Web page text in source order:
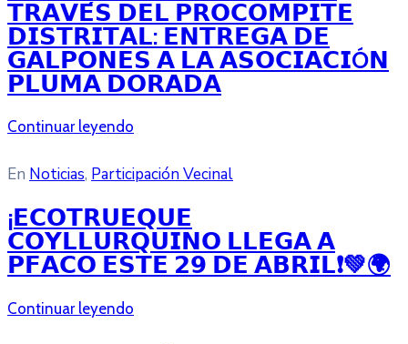
𝗧𝗥𝗔𝗩𝗘́𝗦 𝗗𝗘𝗟 𝗣𝗥𝗢𝗖𝗢𝗠𝗣𝗜𝗧𝗘
𝗗𝗜𝗦𝗧𝗥𝗜𝗧𝗔𝗟: 𝗘𝗡𝗧𝗥𝗘𝗚𝗔 𝗗𝗘
𝗚𝗔𝗟𝗣𝗢𝗡𝗘𝗦 𝗔 𝗟𝗔 𝗔𝗦𝗢𝗖𝗜𝗔𝗖𝗜Ó𝗡
𝗣𝗟𝗨𝗠𝗔 𝗗𝗢𝗥𝗔𝗗𝗔
Continuar leyendo
En Noticias‚ Participación Vecinal
¡𝗘𝗖𝗢𝗧𝗥𝗨𝗘𝗤𝗨𝗘
𝗖𝗢𝗬𝗟𝗟𝗨𝗥𝗤𝗨𝗜𝗡𝗢 𝗟𝗟𝗘𝗚𝗔 𝗔
𝗣𝗙𝗔𝗖𝗢 𝗘𝗦𝗧𝗘 𝟮𝟵 𝗗𝗘 𝗔𝗕𝗥𝗜𝗟❗💚🌍
Continuar leyendo